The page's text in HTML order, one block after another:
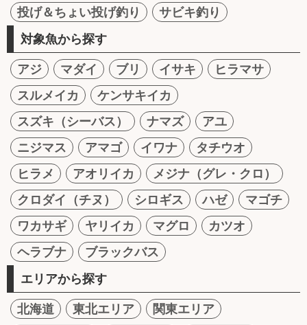
投げ＆ちょい投げ釣り
サビキ釣り
対象魚から探す
アジ マダイ ブリ イサキ
ヒラマサ
スルメイカ
ケンサキイカ
スズキ（シーバス）
ナマズ
アユ
ニジマス
アマゴ イワナ
タチウオ
ヒラメ
アオリイカ
メジナ（グレ・クロ）
クロダイ（チヌ）
シロギス ハゼ
マゴチ
ワカサギ
ヤリイカ マグロ
カツオ
ヘラブナ
ブラックバス
エリアから探す
北海道 東北エリア
関東エリア